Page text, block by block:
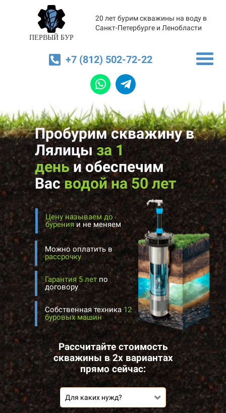
ПЕРВЫЙ БУР
20 лет бурим скважины на воду в
Санкт-Петербурге и Ленобласти
+7 (812) 502-72-22
Пробурим скважину в
Лялицыза 1
деньиобеспечим
Васводой на 50 лет
Цену называем до
буренияи не меняем
Собственная техника 12
буровых машин
Можно оплатить в
рассрочку
Рассчитайте стоимость
скважины в 2х вариантах
прямо сейчас:
Для каких нужд?
Гарантия 5 лет по
договору